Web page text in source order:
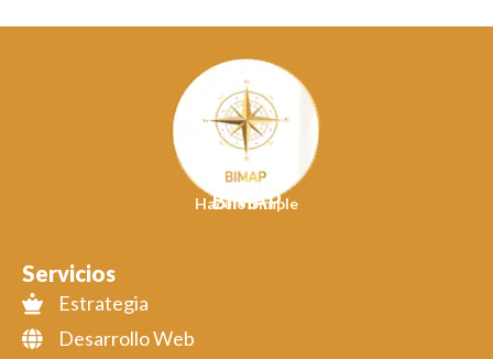
BIMAP
Hacelo Simple
Servicios
Estrategia
Desarrollo Web